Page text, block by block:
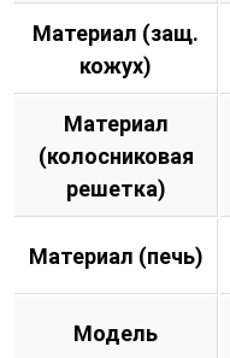
Материал (защ.
кожух)
Материал
(колосниковая
решетка)
Материал (печь)
Модель